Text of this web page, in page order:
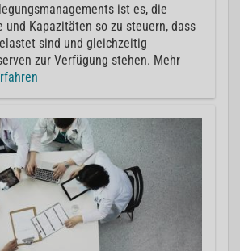
ist es, die
und Kapazitäten so zu steuern, dass
sind und gleichzeitig
zur Verfügung stehen. Mehr